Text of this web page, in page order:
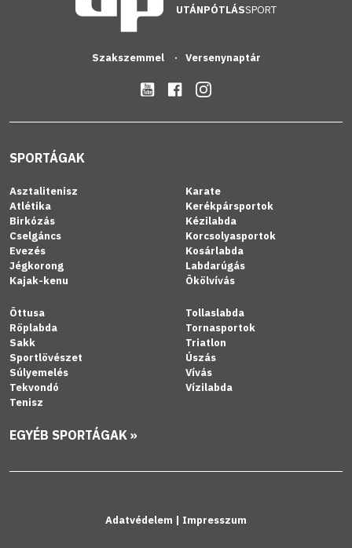
UTÁNPÓTLÁSSPORT
Szakszemmel Versenynaptár
SPORTÁGAK
Asztalitenisz
Atlétika
Birkózás
Cselgáncs
Evezés
Jégkorong
Kajak-kenu
Karate
Kerékpársportok
Kézilabda
Korcsolyasportok
Kosárlabda
Labdarúgás
Ökölvívás
Öttusa
Röplabda
Sakk
Sportlövészet
Súlyemelés
Tekvondó
Tenisz
Tollaslabda
Tornasportok
Triatlon
Úszás
Vívás
Vízilabda
EGYÉB SPORTÁGAK »
Adatvédelem | Impresszum